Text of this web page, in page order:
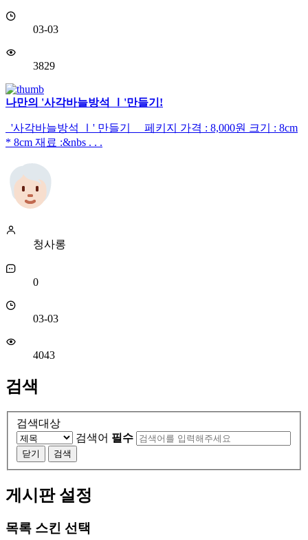
03-03
3829
나만의 '사각바늘방석 Ⅰ'만들기!
'사각바늘방석 Ⅰ' 만들기 페키지 가격 : 8,000원 크기 : 8cm
* 8cm 재료 :&nbs . . .
청사롱
0
03-03
4043
검색
검색대상
검색어 필수
닫기 검색
게시판 설정
목록 스킨 선택